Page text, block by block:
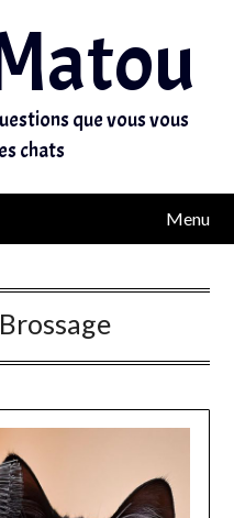
que vous vous
chats
Menu
Brossage